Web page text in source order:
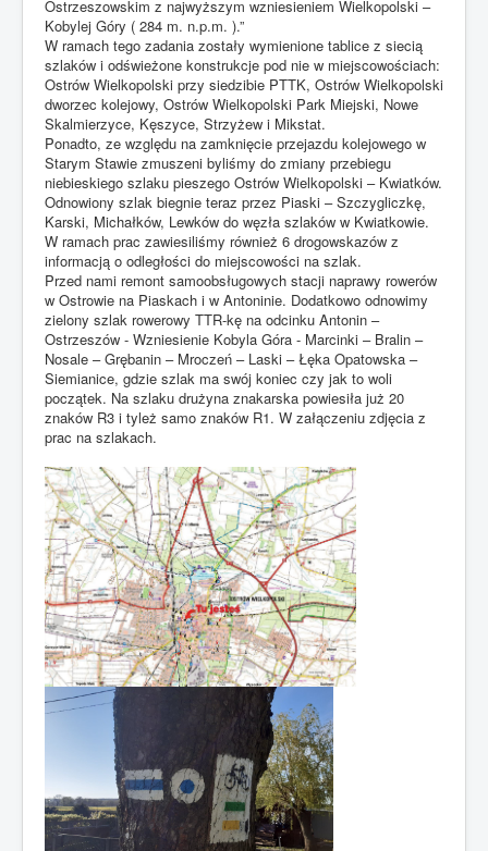
Ostrzeszowskim z najwyższym wzniesieniem Wielkopolski –
Kobylej Góry ( 284 m. n.p.m. ).”
W ramach tego zadania zostały wymienione tablice z siecią
szlaków i odświeżone konstrukcje pod nie w miejscowościach:
Ostrów Wielkopolski przy siedzibie PTTK, Ostrów Wielkopolski
dworzec kolejowy, Ostrów Wielkopolski Park Miejski, Nowe
Skalmierzyce, Kęszyce, Strzyżew i Mikstat.
Ponadto, ze względu na zamknięcie przejazdu kolejowego w
Starym Stawie zmuszeni byliśmy do zmiany przebiegu
niebieskiego szlaku pieszego Ostrów Wielkopolski – Kwiatków.
Odnowiony szlak biegnie teraz przez Piaski – Szczygliczkę,
Karski, Michałków, Lewków do węzła szlaków w Kwiatkowie.
W ramach prac zawiesiliśmy również 6 drogowskazów z
informacją o odległości do miejscowości na szlak.
Przed nami remont samoobsługowych stacji naprawy rowerów
w Ostrowie na Piaskach i w Antoninie. Dodatkowo odnowimy
zielony szlak rowerowy TTR-kę na odcinku Antonin –
Ostrzeszów - Wzniesienie Kobyla Góra - Marcinki – Bralin –
Nosale – Grębanin – Mroczeń – Laski – Łęka Opatowska –
Siemianice, gdzie szlak ma swój koniec czy jak to woli
początek. Na szlaku drużyna znakarska powiesiła już 20
znaków R3 i tyleż samo znaków R1. W załączeniu zdjęcia z
prac na szlakach.